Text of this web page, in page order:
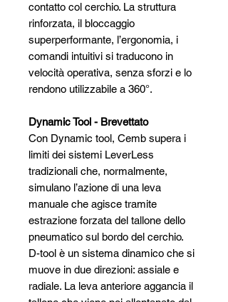
contatto col cerchio. La struttura
rinforzata, il bloccaggio
superperformante, l’ergonomia, i
comandi intuitivi si traducono in
velocità operativa, senza sforzi e lo
rendono utilizzabile a 360°.
Dynamic Tool - Brevettato
Con Dynamic tool, Cemb supera i
limiti dei sistemi LeverLess
tradizionali che, normalmente,
simulano l’azione di una leva
manuale che agisce tramite
estrazione forzata del tallone dello
pneumatico sul bordo del cerchio.
D-tool è un sistema dinamico che si
muove in due direzioni: assiale e
radiale. La leva anteriore aggancia il